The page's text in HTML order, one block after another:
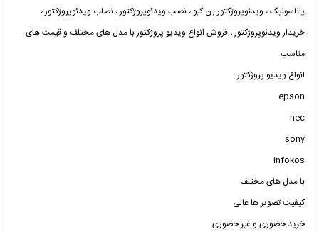
پاناسونیک ، ویدئوپروژکتور بن کیو ، نصب ویدئوپروژکتور ، نصاب ویدئوپروژکتور ،
خریدار ویدئوپروژکتور ، فروش انواع ویدیو پروژکتور با مدل های مختلف و قیمت های
مناسب
انواع ویدیو پروژکتور :
epson
nec
sony
infokos
با مدل های مختلف
کیفیت تصویر ها عالی
خرید حضوری و غیر حضوری